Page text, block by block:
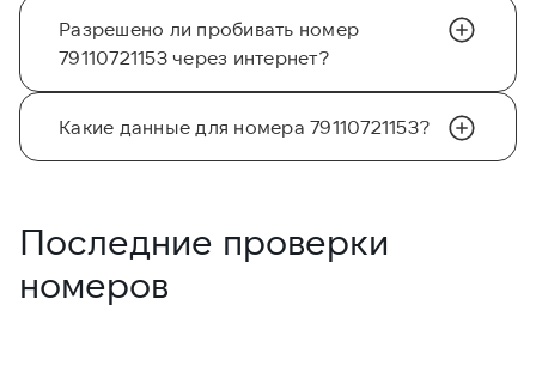
Разрешено ли пробивать номер
79110721153 через интернет?
Какие данные для номера 79110721153?
Последние проверки
номеров